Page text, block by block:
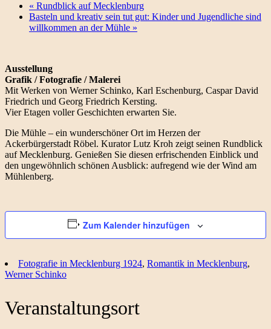
« Rundblick auf Mecklenburg
Basteln und kreativ sein tut gut: Kinder und Jugendliche sind
willkommen an der Mühle »
Ausstellung
Grafik / Fotografie / Malerei
Mit Werken von Werner Schinko, Karl Eschenburg, Caspar David
Friedrich und Georg Friedrich Kersting.
Vier Etagen voller Geschichten erwarten Sie.
Die Mühle – ein wunderschöner Ort im Herzen der
Ackerbürgerstadt Röbel. Kurator Lutz Kroh zeigt seinen Rundblick
auf Mecklenburg. Genießen Sie diesen erfrischenden Einblick und
den ungewöhnlich schönen Ausblick: aufregend wie der Wind am
Mühlenberg.
Zum Kalender hinzufügen
Fotografie in Mecklenburg 1924, Romantik in Mecklenburg,
Werner Schinko
Veranstaltungsort